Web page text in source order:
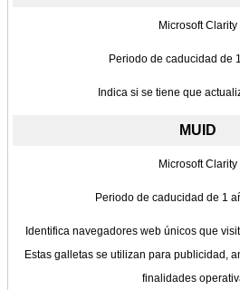
Microsoft Clarity
Periodo de caducidad de
Indica si se tiene que
MUID
Microsoft Clarity
Periodo de caducidad de 1
Identifica navegadores web únicos que
Estas galletas se utilizan para publicidad,
finalidades